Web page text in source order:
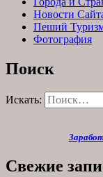
Новости
Пеший
Фотография
Поиск
Искать:
Свежие